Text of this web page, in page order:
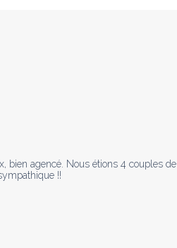
bien agencé. Nous étions 4 couples
!!